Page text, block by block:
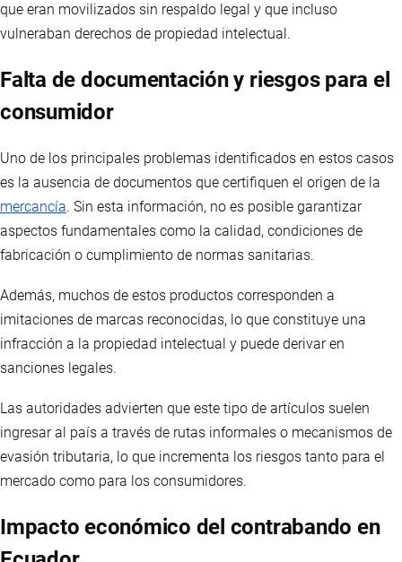
que eran movilizados sin respaldo legal y que incluso
vulneraban derechos de propiedad intelectual.
Falta de documentación y riesgos para el
consumidor
Uno de los principales problemas identificados en estos casos
es la ausencia de documentos que certifiquen el origen de la
mercancía. Sin esta información, no es posible garantizar
aspectos fundamentales como la calidad, condiciones de
fabricación o cumplimiento de normas sanitarias.
Además, muchos de estos productos corresponden a
imitaciones de marcas reconocidas, lo que constituye una
infracción a la propiedad intelectual y puede derivar en
sanciones legales.
Las autoridades advierten que este tipo de artículos suelen
ingresar al país a través de rutas informales o mecanismos de
evasión tributaria, lo que incrementa los riesgos tanto para el
mercado como para los consumidores.
Impacto económico del contrabando en